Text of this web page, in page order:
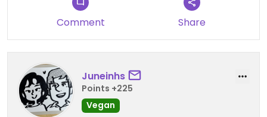
Comment Share
Juneinhs
Points +225
Vegan